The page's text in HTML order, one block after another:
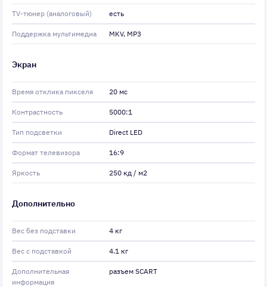
TV-тюнер (аналоговый) есть
Поддержка мультимедиа MKV, MP3
Экран
Время отклика пикселя 20 мс
Контрастность 5000:1
Тип подсветки Direct LED
Формат телевизора 16:9
Яркость 250 кд / м2
Дополнительно
Вес без подставки 4 кг
Вес с подставкой 4.1 кг
Дополнительная
информация
разъем SCART